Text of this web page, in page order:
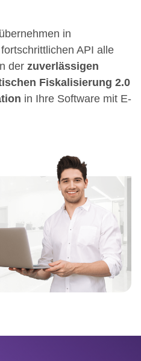
in
API alle
der zuverlässigen
Fiskalisierung 2.0
in Ihre Software mit E-